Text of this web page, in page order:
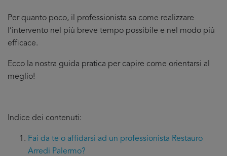
Per quanto poco, il professionista sa come realizzare
l’intervento nel più breve tempo possibile e nel modo più
efficace.
Ecco la nostra guida pratica per capire come orientarsi al
meglio!
Indice dei contenuti:
Fai da te o affidarsi ad un professionista Restauro
Arredi Palermo?